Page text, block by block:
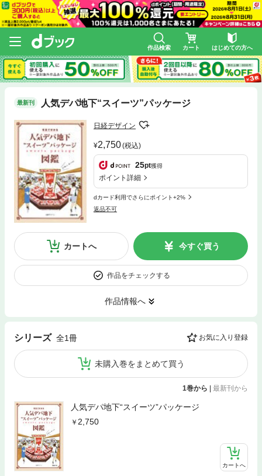
作品検索 カート はじめての方へ
最新刊 人気デパ地下“スイーツ”パッケージ
日経デザイン
2,750(税込)
25pt獲得
ポイント詳細
dカード利用でさらにポイント+2%
返品不可
カートへ 今すぐ買う
作品をチェックする
作品情報へ
シリーズ 全1冊 お気に入り登録
未購入巻をまとめて買う
1巻から 最新刊から
人気デパ地下“スイーツ”パッケージ
2,750
カートへ